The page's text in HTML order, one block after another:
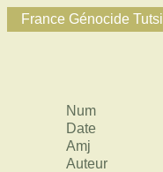
France Génocide Tutsi
Num
Date
Amj
Auteur